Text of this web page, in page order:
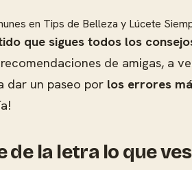
en Tips de Belleza y Lúcete
que sigues todos los
de amigas, a
dar un paseo por los errores
de la letra lo que